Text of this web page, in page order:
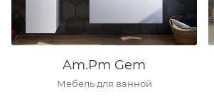
Am.Pm Gem
Мебель для ванной